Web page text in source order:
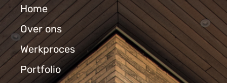
Home
Over ons
Werkproces
Portfolio